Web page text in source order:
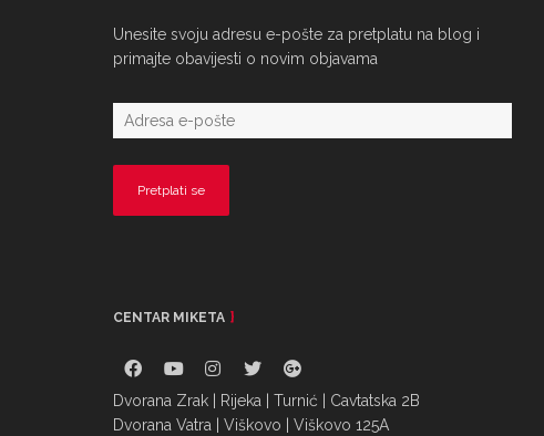
Unesite svoju adresu e-pošte za pretplatu na blog i
primajte obavijesti o novim objavama
CENTAR MIKETA
Dvorana Zrak | Rijeka | Turnić | Cavtatska 2B
Dvorana Vatra | Viškovo | Viškovo 125A